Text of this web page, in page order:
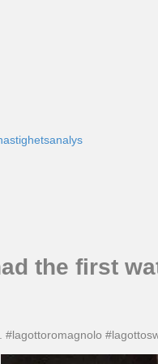
the first